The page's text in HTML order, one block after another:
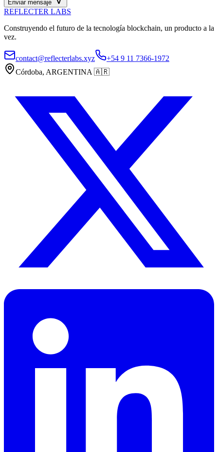
Enviar mensaje
REFLECTER LABS
Construyendo el futuro de la tecnología blockchain, un producto a la
vez.
contact@reflecterlabs.xyz
+54 9 11 7366-1972
Córdoba, ARGENTINA 🇦🇷